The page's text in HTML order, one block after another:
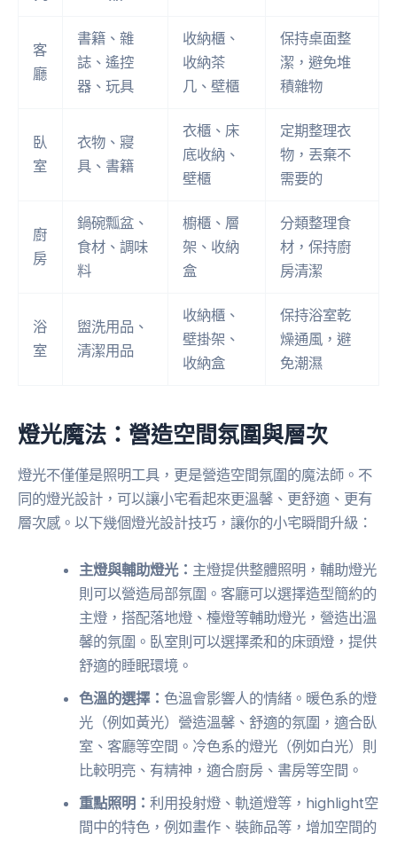
客
廳
書籍、雜
誌、遙控
器、玩具
收納櫃、
收納茶
几、壁櫃
保持桌面整
潔，避免堆
積雜物
臥
室
衣物、寢
具、書籍
衣櫃、床
底收納、
壁櫃
定期整理衣
物，丟棄不
需要的
廚
房
鍋碗瓢盆、
食材、調味
料
櫥櫃、層
架、收納
盒
分類整理食
材，保持廚
房清潔
浴
室
盥洗用品、
清潔用品
收納櫃、
壁掛架、
收納盒
保持浴室乾
燥通風，避
免潮濕
燈光魔法：營造空間氛圍與層次
燈光不僅僅是照明工具，更是營造空間氛圍的魔法師。不
同的燈光設計，可以讓小宅看起來更溫馨、更舒適、更有
層次感。以下幾個燈光設計技巧，讓你的小宅瞬間升級：
主燈與輔助燈光： 主燈提供整體照明，輔助燈光
則可以營造局部氛圍。客廳可以選擇造型簡約的
主燈，搭配落地燈、檯燈等輔助燈光，營造出溫
馨的氛圍。臥室則可以選擇柔和的床頭燈，提供
舒適的睡眠環境。
色溫的選擇： 色溫會影響人的情緒。暖色系的燈
光（例如黃光）營造溫馨、舒適的氛圍，適合臥
室、客廳等空間。冷色系的燈光（例如白光）則
比較明亮、有精神，適合廚房、書房等空間。
重點照明：利用投射燈、軌道燈等，highlight空
間中的特色，例如畫作、裝飾品等，增加空間的